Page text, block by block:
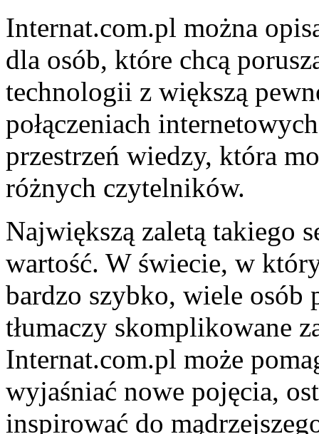
Internat.com.pl można
dla osób, które chcą
technologii z większą
połączeniach
przestrzeń wiedzy, która
różnych czytelników.
Największą zaletą takiego
wartość. W świecie, w
bardzo szybko, wiele osób
tłumaczy skomplikowane
Internat.com.pl może
wyjaśniać nowe pojęcia,
inspirować do